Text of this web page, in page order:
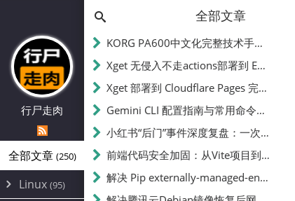
行尸走肉
全部文章 (250)
Linux (95)
全部文章
KORG PA600中文化完整技术手册 - 从逆向到实现的全流程指南
Xget 无侵入不走actions部署到 EdgeOne Pages 指南
Xget 部署到 Cloudflare Pages 完整指南 - 无需修改源码的构建配置
Gemini CLI 配置指南与常用命令中文翻译 | API Key、MCP、代理设置
小红书“后门”事件深度复盘：一次沉默危机下的品牌、技术与流程三重考验
前端代码安全加固：从Vite项目到纯静态页面的深度混淆技术备忘
解决 Pip externally-managed-environment 错误：临时与永久绕过方案